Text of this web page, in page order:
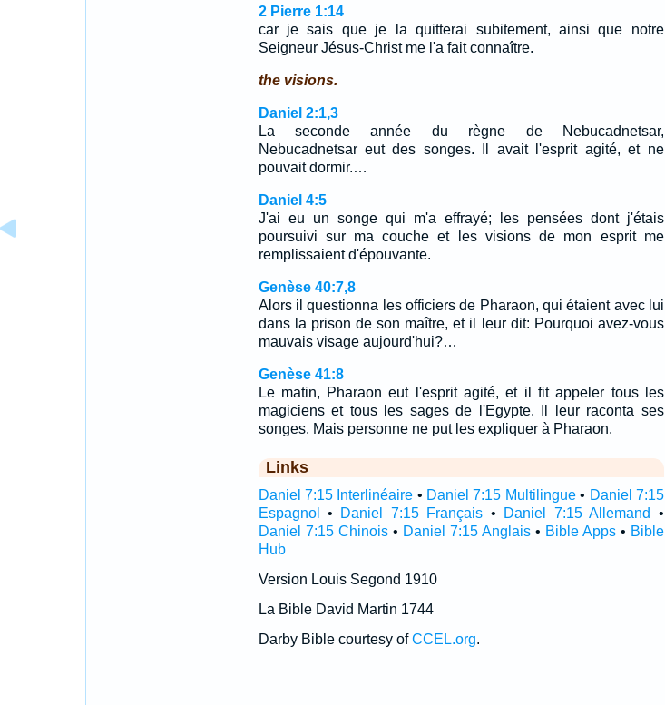
2 Pierre 1:14
car je sais que je la quitterai subitement, ainsi que notre
Seigneur Jésus-Christ me l'a fait connaître.
the visions.
Daniel 2:1,3
La seconde année du règne de Nebucadnetsar,
Nebucadnetsar eut des songes. Il avait l'esprit agité, et ne
pouvait dormir.…
Daniel 4:5
J'ai eu un songe qui m'a effrayé; les pensées dont j'étais
poursuivi sur ma couche et les visions de mon esprit me
remplissaient d'épouvante.
Genèse 40:7,8
Alors il questionna les officiers de Pharaon, qui étaient avec lui
dans la prison de son maître, et il leur dit: Pourquoi avez-vous
mauvais visage aujourd'hui?…
Genèse 41:8
Le matin, Pharaon eut l'esprit agité, et il fit appeler tous les
magiciens et tous les sages de l'Egypte. Il leur raconta ses
songes. Mais personne ne put les expliquer à Pharaon.
Links
Daniel 7:15 Interlinéaire • Daniel 7:15 Multilingue• Daniel 7:15
Espagnol
• Daniel 7:15 Français • Daniel 7:15 Allemand
•
Daniel 7:15 Chinois• Daniel 7:15 Anglais• Bible Apps• Bible
Hub
Version Louis Segond 1910
La Bible David Martin 1744
Darby Bible courtesy ofCCEL.org.